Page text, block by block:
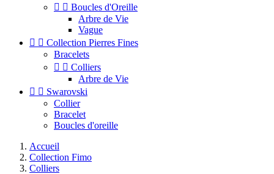
  Boucles d'Oreille
Arbre de Vie
Vague
  Collection Pierres Fines
Bracelets
  Colliers
Arbre de Vie
  Swarovski
Collier
Bracelet
Boucles d'oreille
Accueil
Collection Fimo
Colliers